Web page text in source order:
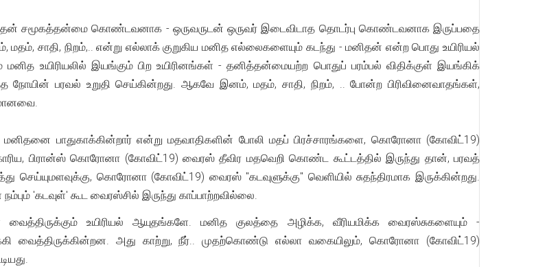
சமூகத்தன்மை கொண்டவனாக - ஒருவருடன் ஒருவர் இடைவிடாத தொடர்பு கொண்டவனாக இருப்பதை
மதம், சாதி, நிறம்,.. என்று எல்லாக் குறுகிய மனித எல்லைகளையும் கடந்து - மனிதன் என்ற பொது உயிரியல்
உயிரியலில் இயங்கும் பிற உயிரினங்கள் - தனித்தன்மையற்ற பொதுப் பரம்பல் விதிக்குள் இயங்கிக்
பரவல் உறுதி செய்கின்றது. ஆகவே இனம், மதம், சாதி, நிறம், .. போன்ற பிரிவினைவாதங்கள்,
பாதுகாக்கின்றார் என்று மதவாதிகளின் போலி மதப் பிரச்சாரங்களை, கொரோனா (கோவிட்19)
பிரான்ஸ் கொரோனா (கோவிட்19) வைரஸ் தீவிர மதவெறி கொண்ட கூட்டத்தில் இருந்து தான், பரவத்
செய்யுமளவுக்கு, கொரோனா (கோவிட்19) வைரஸ் "கடவுளுக்கு" வெளியில் சுதந்திரமாக இருக்கின்றது.
'கடவுள்' கூட வைரஸ்சில் இருந்து காப்பாற்றவில்லை.
உயிரியல் ஆயுதங்களே. மனித குலத்தை அழிக்க, வீரியமிக்க வைரஸ்சுகளையும் -
வைத்திருக்கின்றன. அது காற்று, நீர்.. முதற்கொண்டு எல்லா வகையிலும், கொரோனா (கோவிட்19)